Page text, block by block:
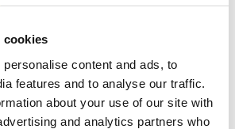
cookies
content and ads, to
features and to analyse our traffic.
about your use of our site with
and analytics partners who
nuove abitazioni
Ceca